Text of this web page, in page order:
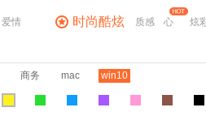
爱情 时尚酷炫 质感 心 炫
商务 mac win10